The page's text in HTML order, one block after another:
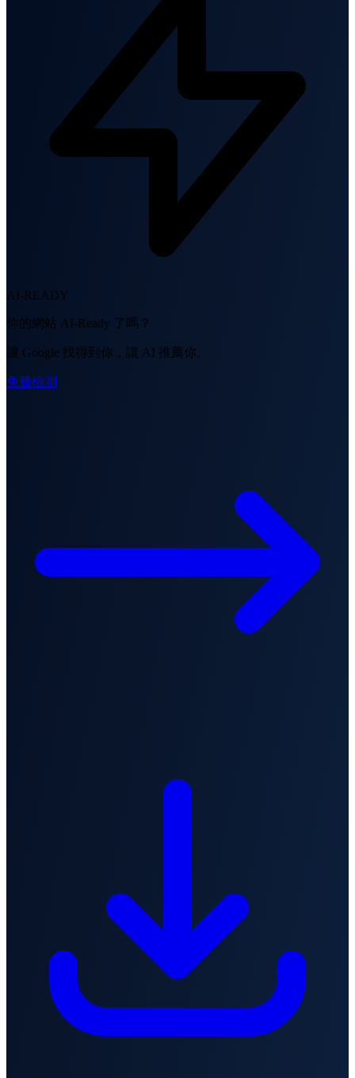
AI-READY
你的網站 AI-Ready 了嗎？
讓 Google 找得到你，讓 AI 推薦你。
免費檢測